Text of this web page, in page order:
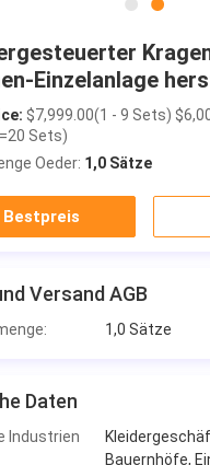
Einzelanlage
$7,999.00(1 - 9 Sets)
Sets)
Oeder: 1,0 Sätze
Bestpreis
Versand AGB
1,0 Sätze
Daten
Industrien
Bauernhöfe,